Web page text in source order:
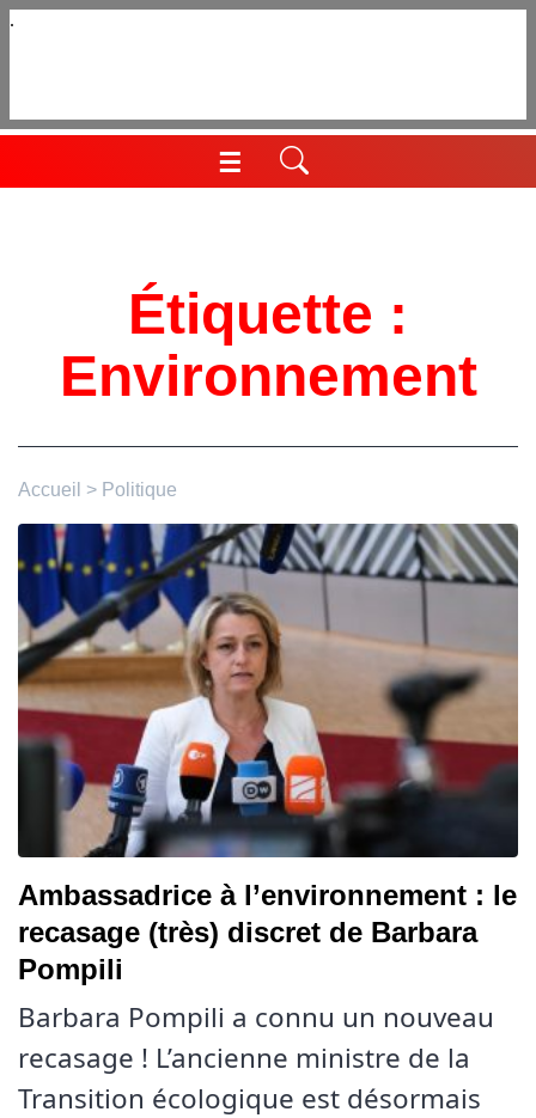
Aller
☰
Menu
Étiquette :
Environnement
Accueil > Politique
Ambassadrice à l’environnement : le
recasage (très) discret de Barbara
Pompili
Barbara Pompili a connu un nouveau
recasage ! L’ancienne ministre de la
Transition écologique est désormais